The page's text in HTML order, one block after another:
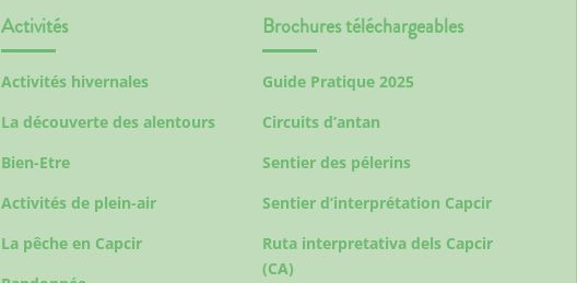
Activités
Activités hivernales
La découverte des alentours
Bien-Etre
Activités de plein-air
La pêche en Capcir
Brochures téléchargeables
Guide Pratique 2025
Circuits d’antan
Sentier des pélerins
Sentier d’interprétation Capcir
Ruta interpretativa dels Capcir
(CA)